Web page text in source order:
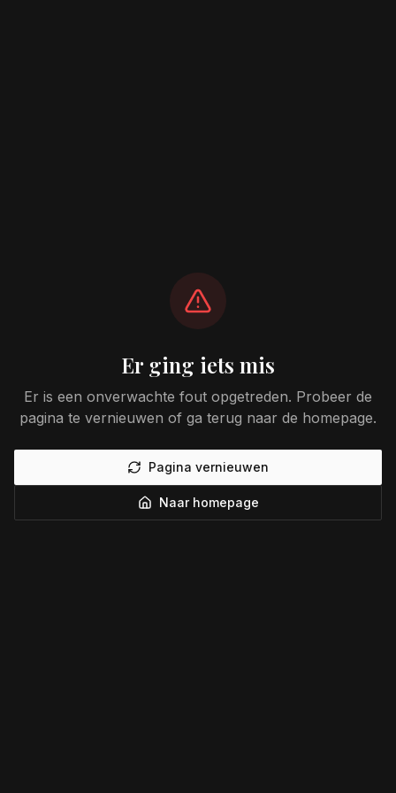
Er ging iets mis
Er is een onverwachte fout opgetreden. Probeer de
pagina te vernieuwen of ga terug naar de homepage.
Pagina vernieuwen
Naar homepage